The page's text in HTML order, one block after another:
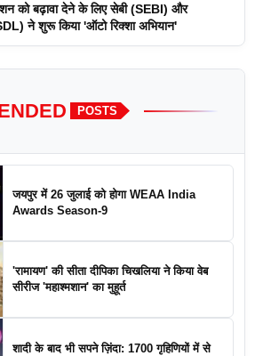
को बढ़ावा देने के लिए सेबी (SEBI) और
ने शुरू किया 'ऑटो रिक्शा अभियान'
POSTS
जयपुर में 26 जुलाई को होगा WEAA India
Awards Season-9
'रामायण' की सीता दीपिका चिखलिया ने किया वेब
सीरीज 'महाश्मशान' का मुहूर्त
शादी के बाद भी सपने ज़िंदा: 1700 गृहिणियों में से